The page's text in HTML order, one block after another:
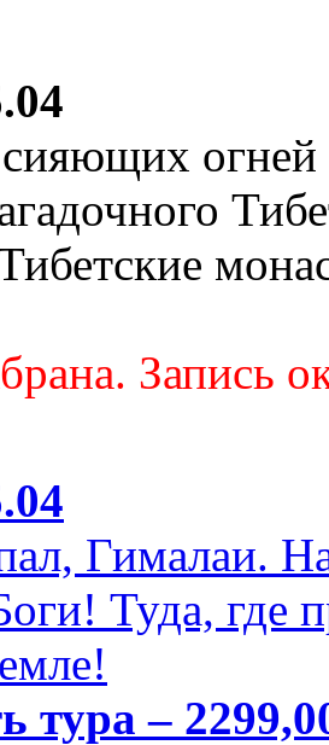
Запись
Гималаи.
Туда, где
тура –